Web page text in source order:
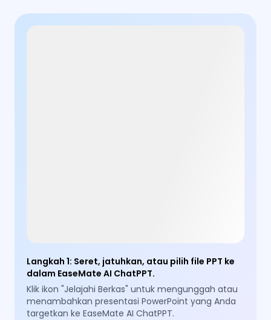
Langkah 1: Seret, jatuhkan, atau pilih file PPT ke
dalam EaseMate AI ChatPPT.
Klik ikon "Jelajahi Berkas" untuk mengunggah atau
menambahkan presentasi PowerPoint yang Anda
targetkan ke EaseMate AI ChatPPT.